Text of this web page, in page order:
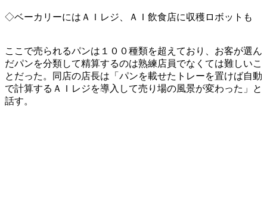
◇ベーカリーにはＡＩレジ、ＡＩ飲食店に収穫ロボットも
ここで売られるパンは１００種類を超えており、お客が選ん
だパンを分類して精算するのは熟練店員でなくては難しいこ
とだった。同店の店長は「パンを載せたトレーを置けば自動
で計算するＡＩレジを導入して売り場の風景が変わった」と
話す。